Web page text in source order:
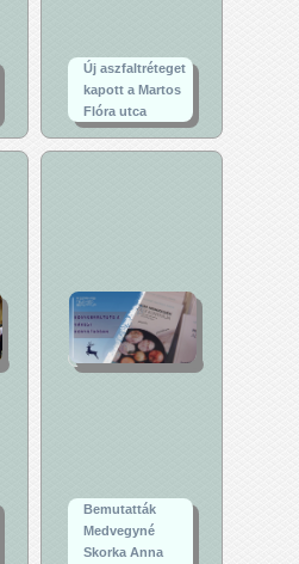
Új aszfaltréteget
kapott a Martos
Flóra utca
Bemutatták
Medvegyné
Skorka Anna